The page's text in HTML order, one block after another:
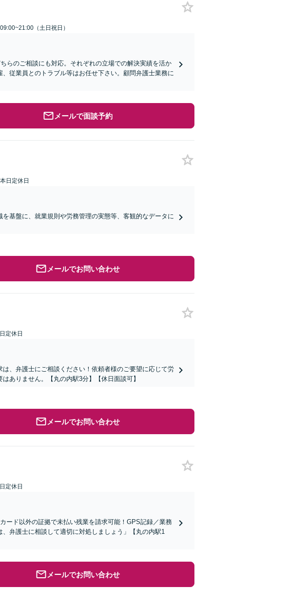
（土日祝日）
らのご相談にも対応。それぞれの立場での解決実績を活か
従業員とのトラブル等はお任せ下さい。顧問弁護士業務に
メールで面談予約
日定休日
基盤に、就業規則や労務管理の実態等、客観的なデータに
メールでお問い合わせ
定休日
、弁護士にご相談ください！依頼者様のご要望に応じて労
ありません。【丸の内駅3分】【休日面談可】
メールでお問い合わせ
定休日
ード以外の証拠で未払い残業を請求可能！GPS記録／業務
弁護士に相談して適切に対処しましょう」【丸の内駅1
メールでお問い合わせ